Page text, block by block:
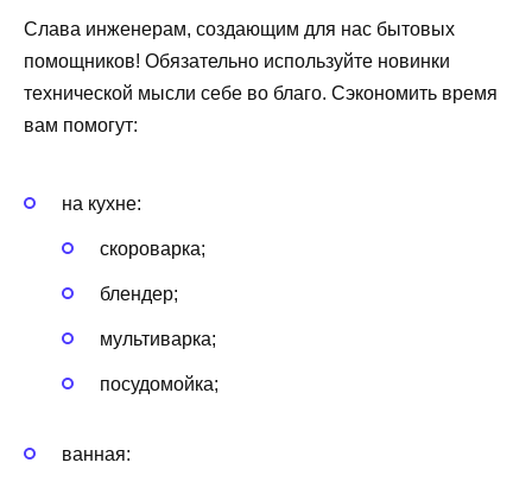
Слава инженерам, создающим для нас бытовых
помощников! Обязательно используйте новинки
технической мысли себе во благо. Сэкономить время
вам помогут:
на кухне:
скороварка;
блендер;
мультиварка;
посудомойка;
ванная: